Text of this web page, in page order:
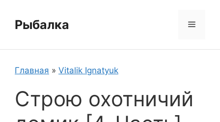
содержимому
Рыбалка Меню
Главная » Vitalik Ignatyuk
Строю охотничий